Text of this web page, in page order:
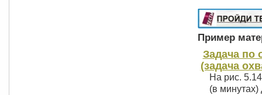
Пример
Задача по
(задача
На рис.
(в минутах)